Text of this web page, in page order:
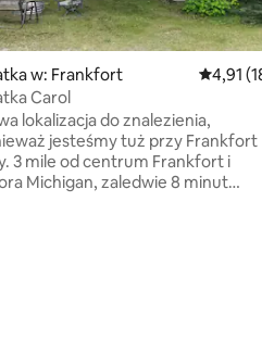
na 5, liczba recenzji: 135
w: Frankfort Średnia
4,91
Carol
lokalizacja do znalezienia,
jesteśmy tuż przy Frankfort
3 mile od centrum Frankfort i
Michigan, zaledwie 8 minut